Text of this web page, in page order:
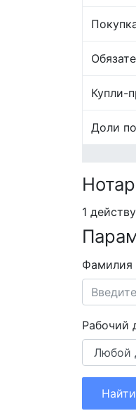
Купли-
Доли
1
Фамилия
Рабочий